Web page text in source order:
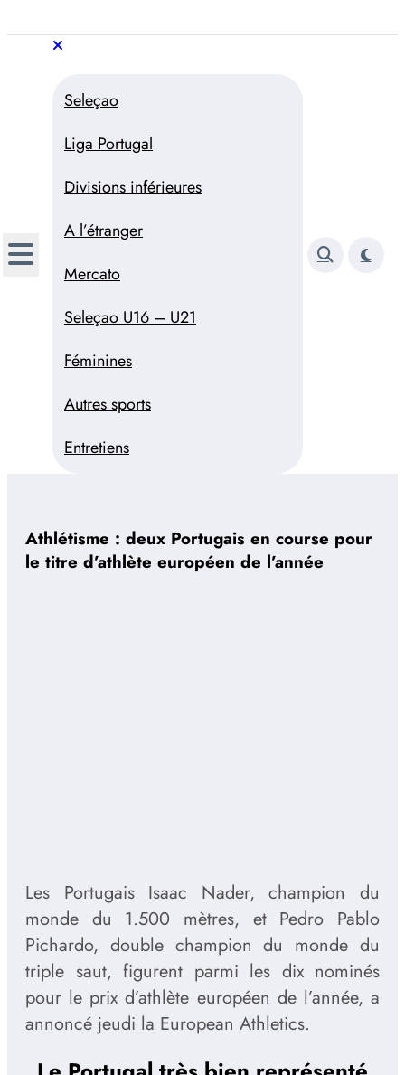
au
Trivela
L'actualité du football portugais
Seleçao
Liga Portugal
Divisions inférieures
A l’étranger
Mercato
Seleçao U16 – U21
Féminines
Autres sports
Entretiens
Athlétisme : deux Portugais en course pour
le titre d’athlète européen de l’année
Les Portugais Isaac Nader, champion du
monde du 1.500 mètres, et Pedro Pablo
Pichardo, double champion du monde du
triple saut, figurent parmi les dix nominés
pour le prix d’athlète européen de l’année, a
annoncé jeudi la European Athletics.